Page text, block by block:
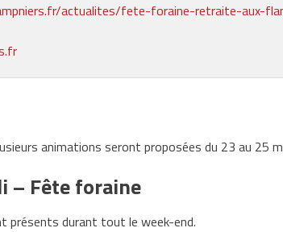
actualites/fete-foraine-retraite-aux-
animations seront proposées du 23 au 25
– Fête foraine
présents durant tout le week-end.